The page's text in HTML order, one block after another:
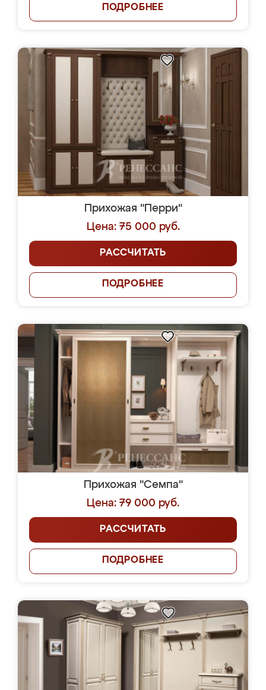
ПОДРОБНЕЕ
Прихожая "Перри"
Цена: 75 000 руб.
РАССЧИТАТЬ
ПОДРОБНЕЕ
Прихожая "Семпа"
Цена: 79 000 руб.
РАССЧИТАТЬ
ПОДРОБНЕЕ